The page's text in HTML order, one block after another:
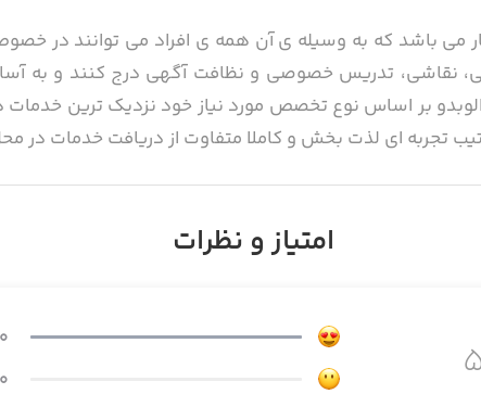
می باشد که به وسیله ی آن همه ی افراد می توانند در
نقاشی، تدریس خصوصی و نظافت آگهی درج کنند و به
بر اساس نوع تخصص مورد نیاز خود نزدیک ترین خدمات
تجربه ای لذت بخش و کاملا متفاوت از دریافت خدمات در
می کند و هر فرد با هر مهارتی و یا هر شخصی که نیاز
امتیاز و نظرات
0